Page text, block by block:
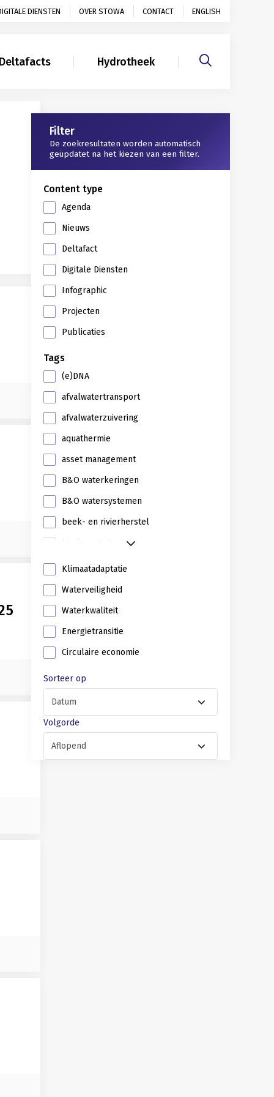
DIENSTEN OVER STOWA CONTACT ENGLISH
Hydrotheek
Gerelateerd
Filter
De zoekresultaten worden automatisch
geüpdatet na het kiezen van een filter.
Content type
Agenda
Nieuws
Deltafact
Digitale Diensten
Infographic
Projecten
Publicaties
Tags
(e)DNA
afvalwatertransport
afvalwaterzuivering
aquathermie
asset management
B&O waterkeringen
B&O watersystemen
beek- en rivierherstel
biodiversiteit
Klimaatadaptatie
Waterveiligheid
Waterkwaliteit
Energietransitie
Circulaire economie
Sorteer op
Volgorde